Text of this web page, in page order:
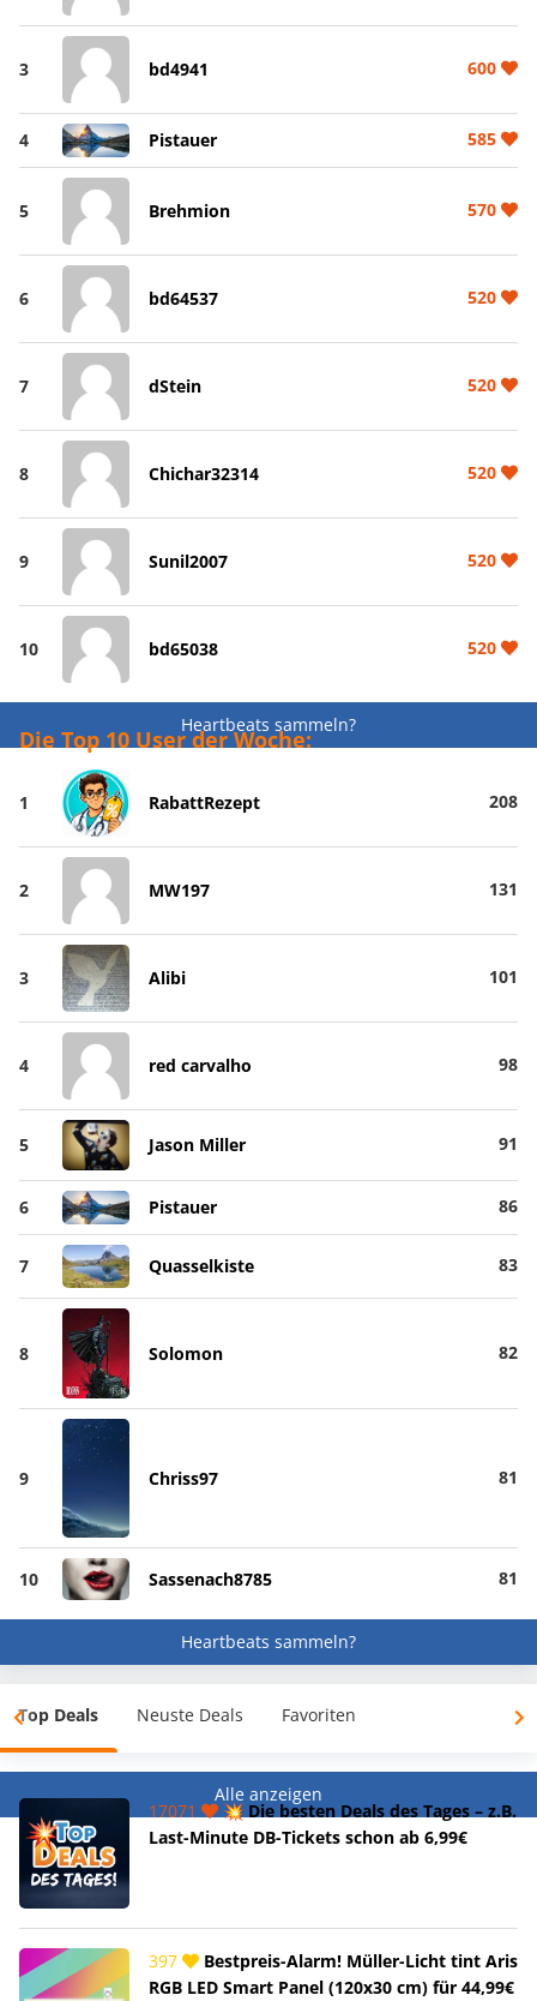
3 bd4941 600
4 Pistauer 585
5 Brehmion 570
6 bd64537 520
7 dStein 520
8 Chichar32314 520
9 Sunil2007 520
10 bd65038 520
Heartbeats sammeln?
Die Top 10 User der Woche:
1 RabattRezept 208
2 MW197 131
3 Alibi 101
4 red carvalho 98
5 Jason Miller 91
6 Pistauer 86
7 Quasselkiste 83
8 Solomon 82
9 Chriss97 81
10 Sassenach8785 81
Heartbeats sammeln?
Top Deals Neuste Deals Favoriten
Alle anzeigen
17071
💥 Die besten Deals des Tages – z.B.
Last-Minute DB-Tickets schon ab 6,99€
397
Bestpreis-Alarm! Müller-Licht tint Aris
RGB LED Smart Panel (120x30 cm) für 44,99€